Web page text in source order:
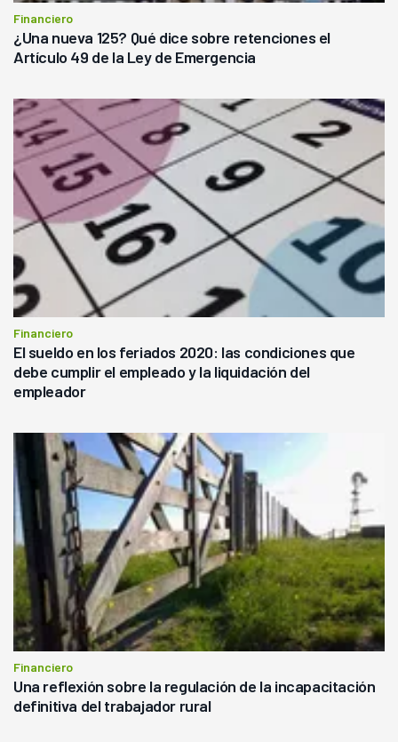
Financiero
¿Una nueva 125? Qué dice sobre retenciones el
Artículo 49 de la Ley de Emergencia
Financiero
El sueldo en los feriados 2020: las condiciones que
debe cumplir el empleado y la liquidación del
empleador
Financiero
Una reflexión sobre la regulación de la incapacitación
definitiva del trabajador rural